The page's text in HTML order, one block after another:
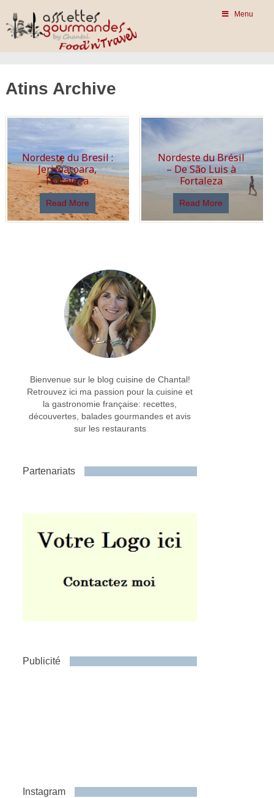
Menu
Atins Archive
Nordeste du Bresil :
Jericoacoara,
Fortaleza
Read More
Nordeste du Brésil
– De São Luis à
Fortaleza
Read More
Bienvenue sur le blog cuisine de Chantal!
Retrouvez ici ma passion pour la cuisine et
la gastronomie française: recettes,
découvertes, balades gourmandes et avis
sur les restaurants
Partenariats
Publicité
Instagram